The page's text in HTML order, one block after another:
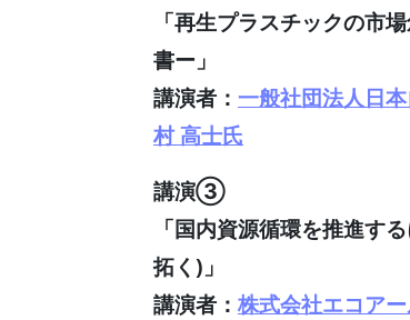
「再生プラスチックの市
書ー」
講演者： 一般社団法人日
村 高士氏
講演③
「国内資源循環を推進す
拓く)」
講演者： 株式会社エコア